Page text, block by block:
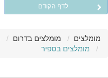
לדף הקודם
מומלצים מומלצים בדרום
מומלצים בספיר